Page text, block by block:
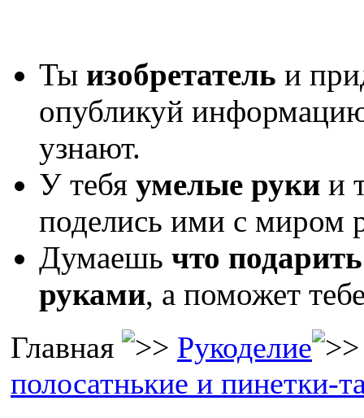
Ты изобретатель и
опубликуй
узнают.
У тебя умелые руки и
поделись ими с миром
Думаешь что
руками, а поможет
Главная
Рукоделие
полосатнькие и пинетки-